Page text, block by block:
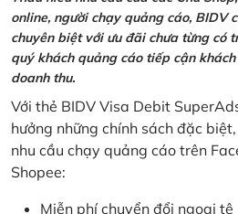
online, người chạy quảng cáo, BIDV
chuyên biệt với ưu đãi chưa từng có
quý khách quảng cáo tiếp cận
doanh thu.
Với thẻ BIDV Visa Debit
hưởng những chính sách đặc
nhu cầu chạy quảng cáo trên
Shopee:
Miễn phí chuyển đổi ngoại tệ